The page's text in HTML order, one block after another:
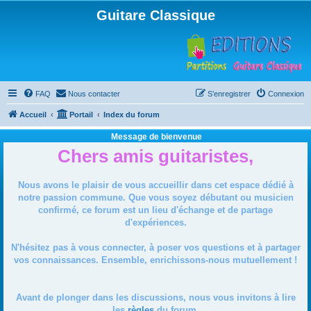
Guitare Classique
FAQ Nous contacter Connexion
S’enregistrer
Accueil Portail Index du forum
Message de bienvenue
Chers amis guitaristes,
Nous avons le plaisir de vous accueillir dans cet espace dédié à
notre passion commune. Que vous soyez débutant ou musicien
confirmé, ce forum est un lieu d'échange et de partage
d'expériences.
N'hésitez pas à vous connecter, à poser vos questions et à partager
vos connaissances. Ensemble, enrichissons-nous mutuellement !
Avant de plonger dans les discussions, nous vous invitons à lire